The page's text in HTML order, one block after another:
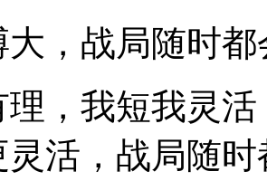
大，战局随时
，我短我灵
活，战局随